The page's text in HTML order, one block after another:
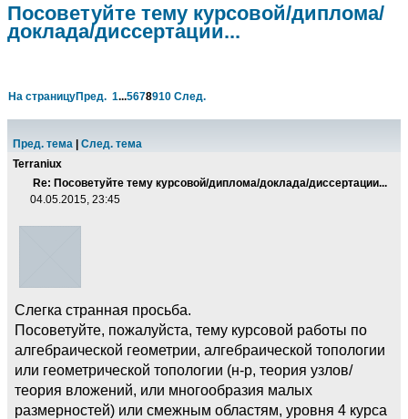
Посоветуйте тему курсовой/диплома/
доклада/диссертации...
На страницуПред. 1...5678910 След.
Пред. тема
След. тема
Terraniux
Re: Посоветуйте тему курсовой/диплома/доклада/диссертации...
04.05.2015, 23:45
Слегка странная просьба.
Посоветуйте, пожалуйста, тему курсовой работы по
алгебраической геометрии, алгебраической топологии
или геометрической топологии (н-р, теория узлов/
теория вложений, или многообразия малых
размерностей) или смежным областям, уровня 4 курса